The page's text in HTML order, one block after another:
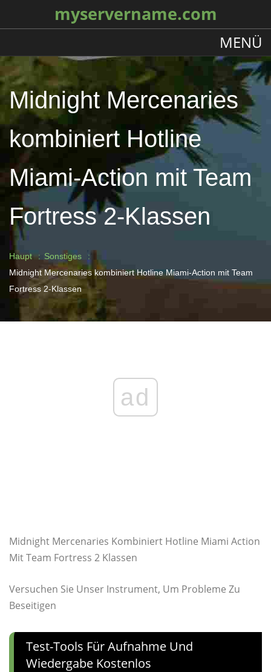
myservername.com
MENÜ
Midnight Mercenaries
kombiniert Hotline
Miami-Action mit Team
Fortress 2-Klassen
Haupt
Sonstiges
Midnight Mercenaries kombiniert Hotline Miami-Action mit Team
Fortress 2-Klassen
ad
Midnight Mercenaries Kombiniert Hotline Miami Action
Mit Team Fortress 2 Klassen
Versuchen Sie Unser Instrument, Um Probleme Zu
Beseitigen
Test-Tools Für Aufnahme Und
Wiedergabe Kostenlos